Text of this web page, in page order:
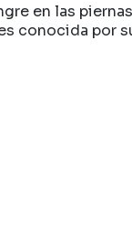
en las
conocida por